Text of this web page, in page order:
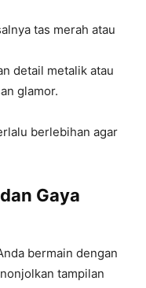
tas merah atau
detail metalik atau
glamor.
berlebihan agar
Gaya
bermain dengan
tampilan